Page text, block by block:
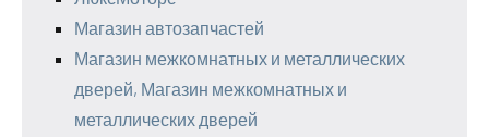
Магазин автозапчастей
Магазин межкомнатных и металлических
дверей, Магазин межкомнатных и
металлических дверей